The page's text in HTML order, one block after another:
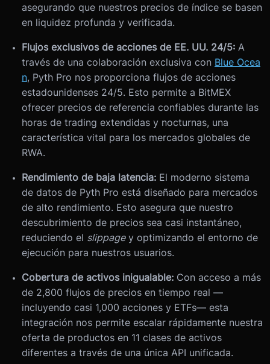
asegurando que nuestros precios de índice se basen
en liquidez profunda y verificada.
Flujos exclusivos de acciones de EE. UU. 24/5: A
través de una colaboración exclusiva con Blue Ocea
n, Pyth Pro nos proporciona flujos de acciones
estadounidenses 24/5. Esto permite a BitMEX
ofrecer precios de referencia confiables durante las
horas de trading extendidas y nocturnas, una
característica vital para los mercados globales de
RWA.
Rendimiento de baja latencia: El moderno sistema
de datos de Pyth Pro está diseñado para mercados
de alto rendimiento. Esto asegura que nuestro
descubrimiento de precios sea casi instantáneo,
reduciendo el slippagey optimizando el entorno de
ejecución para nuestros usuarios.
Cobertura de activos inigualable: Con acceso a más
de 2,800 flujos de precios en tiempo real —
incluyendo casi 1,000 acciones y ETFs— esta
integración nos permite escalar rápidamente nuestra
oferta de productos en 11 clases de activos
diferentes a través de una única API unificada.